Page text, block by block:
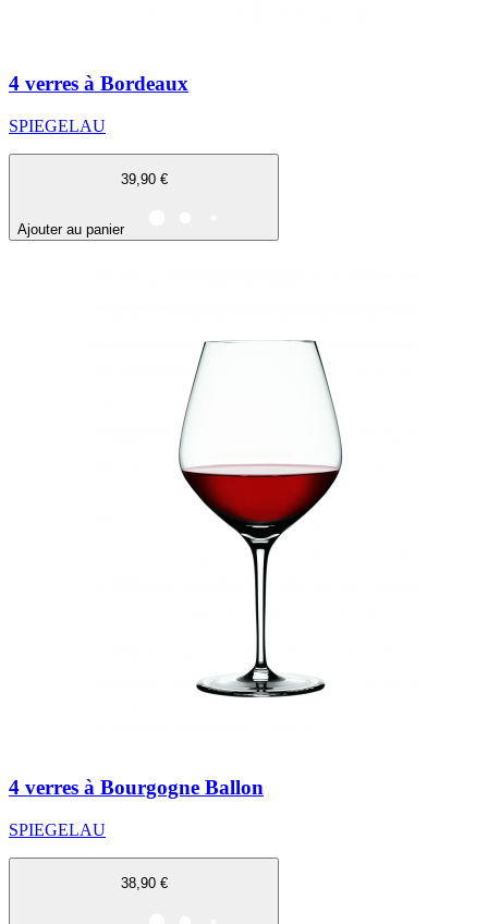
4 verres à Bordeaux
SPIEGELAU
39,90 €
Ajouter au panier
4 verres à Bourgogne Ballon
SPIEGELAU
38,90 €